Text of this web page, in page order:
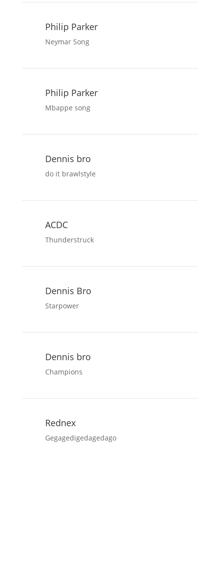
Philip Parker
Neymar Song
Philip Parker
Mbappe song
Dennis bro
do it brawlstyle
ACDC
Thunderstruck
Dennis Bro
Starpower
Dennis bro
Champions
Rednex
Gegagedigedagedago